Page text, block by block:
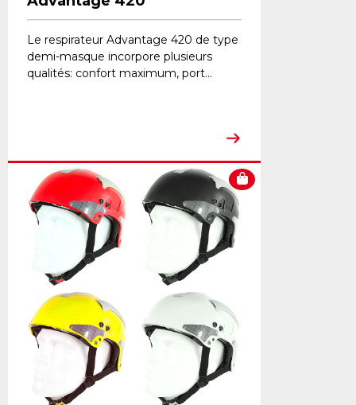
Le respirateur Advantage 420 de type
demi-masque incorpore plusieurs
qualités: confort maximum, port...